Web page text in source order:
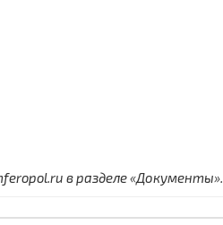
в разделе «Документы».